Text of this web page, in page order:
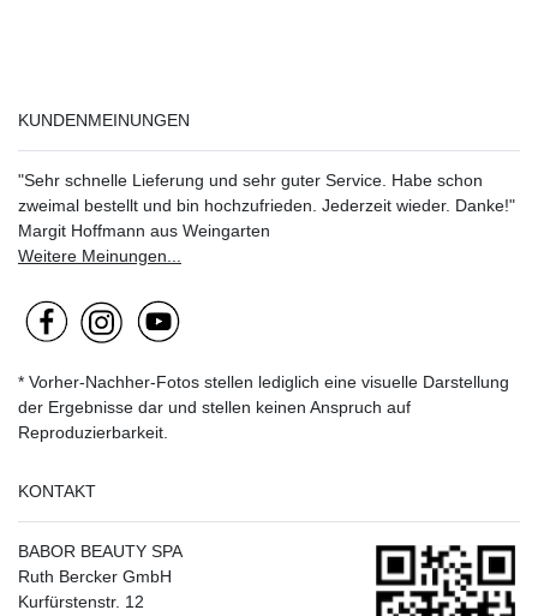
KUNDENMEINUNGEN
"Sehr schnelle Lieferung und sehr guter Service. Habe schon
zweimal bestellt und bin hochzufrieden. Jederzeit wieder. Danke!"
Margit Hoffmann aus Weingarten
Weitere Meinungen...
* Vorher-Nachher-Fotos stellen lediglich eine visuelle Darstellung
der Ergebnisse dar und stellen keinen Anspruch auf
Reproduzierbarkeit.
KONTAKT
BABOR BEAUTY SPA
Ruth Bercker GmbH
Kurfürstenstr. 12